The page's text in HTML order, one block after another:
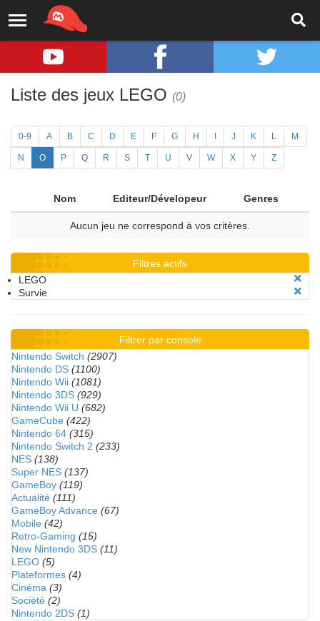
Liste des jeux LEGO (0)
0-9 A B C D E F G H J K L M
N O P Q R S T U V W X Y Z
Nom Editeur/Dévelopeur Genres
Aucun jeu ne correspond à vos critères.
Filtres actifs
LEGO
Survie
Filtrer par console
Nintendo Switch (2907)
Nintendo DS (1100)
Nintendo Wii (1081)
Nintendo 3DS (929)
Nintendo Wii U (682)
GameCube (422)
Nintendo 64 (315)
Nintendo Switch 2 (233)
NES (138)
Super NES (137)
GameBoy (119)
Actualité (111)
GameBoy Advance (67)
Mobile (42)
Retro-Gaming (15)
New Nintendo 3DS (11)
LEGO (5)
Plateformes (4)
Cinéma (3)
Société (2)
Nintendo 2DS (1)